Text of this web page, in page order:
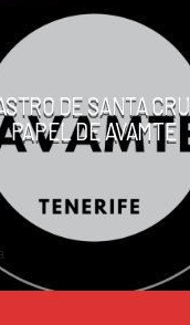
DE SANTA
PAPEL DE AVAMTE